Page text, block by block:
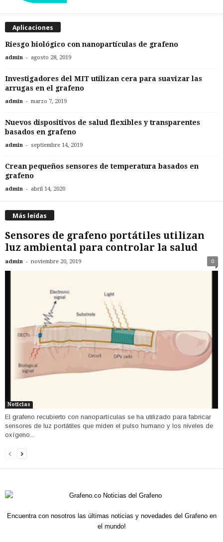
Aplicaciones
Riesgo biológico con nanopartículas de grafeno
admin - agosto 28, 2019
Investigadores del MIT utilizan cera para suavizar las
arrugas en el grafeno
admin - marzo 7, 2019
Nuevos dispositivos de salud flexibles y transparentes
basados en grafeno
admin - septiembre 14, 2019
Crean pequeños sensores de temperatura basados en
grafeno
admin - abril 14, 2020
Más leídas
Sensores de grafeno portátiles utilizan
luz ambiental para controlar la salud
admin - noviembre 20, 2019 0
Noticias
El grafeno recubierto con nanopartículas se ha utilizado para fabricar
sensores de luz portátiles que miden el pulso humano y los niveles de
oxígeno...
Encuentra con nosotros las últimas noticias y novedades del Grafeno en
el mundo!